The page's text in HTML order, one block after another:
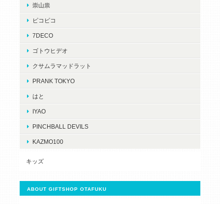
崇山祟
ピコピコ
7DECO
ゴトウヒデオ
クサムラマッドラット
PRANK TOKYO
はと
IYAO
PINCHBALL DEVILS
KAZMO100
キッズ
ABOUT GIFTSHOP OTAFUKU